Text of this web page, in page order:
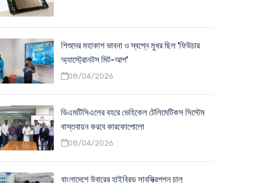
শিশুদের মহাকাশ ভাবনা ও স্বপ্নে মুখর ছিল 'ফিউচার
অ্যাস্ট্রোনটস মিট-আপ'
08/04/2026
ডিএমটিসিএলের বহরে ভেহিকেল টেলিমেটিকস সিস্টেম
বাস্তবায়ন করবে কারকোপোলো
08/04/2026
বাংলাদেশে উবারের হাইব্রিড সাবস্ক্রিপশন চালু